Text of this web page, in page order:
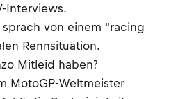
Interviews.
von einem "racing
Rennsituation.
Mitleid haben?
MotoGP-Weltmeister